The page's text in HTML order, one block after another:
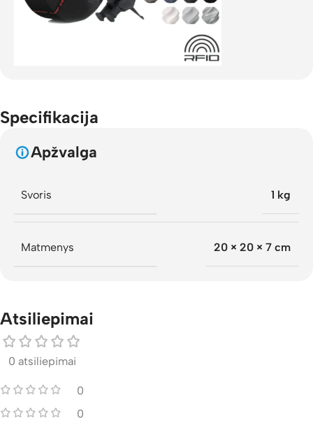
Specifikacija
Apžvalga
Svoris 1 kg
Matmenys 20 × 20 × 7 cm
Atsiliepimai
0 atsiliepimai
0
0